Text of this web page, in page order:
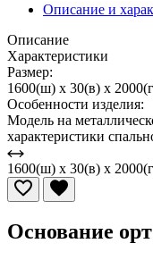
Описание и
Описание
Характеристики
Размер:
1600(ш) x 30(в) x
Особенности изделия:
Модель на
характеристики
1600(ш) x 30(в) x
Основание